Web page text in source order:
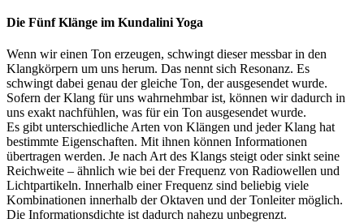
Die Fünf Klänge im Kundalini Yoga
Wenn wir einen Ton erzeugen, schwingt dieser messbar in den
Klangkörpern um uns herum. Das nennt sich Resonanz. Es
schwingt dabei genau der gleiche Ton, der ausgesendet wurde.
Sofern der Klang für uns wahrnehmbar ist, können wir dadurch in
uns exakt nachfühlen, was für ein Ton ausgesendet wurde.
Es gibt unterschiedliche Arten von Klängen und jeder Klang hat
bestimmte Eigenschaften. Mit ihnen können Informationen
übertragen werden. Je nach Art des Klangs steigt oder sinkt seine
Reichweite – ähnlich wie bei der Frequenz von Radiowellen und
Lichtpartikeln. Innerhalb einer Frequenz sind beliebig viele
Kombinationen innerhalb der Oktaven und der Tonleiter möglich.
Die Informationsdichte ist dadurch nahezu unbegrenzt.